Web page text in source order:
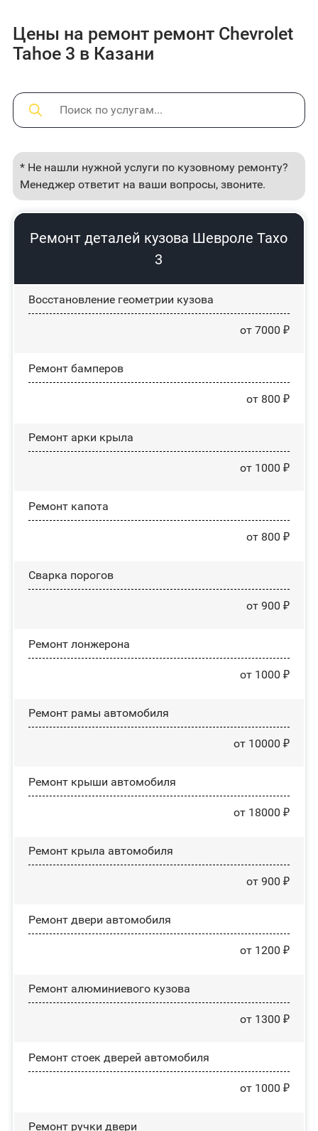
Цены на ремонт ремонт Chevrolet
Tahoe 3 в Казани
* Не нашли нужной услуги по кузовному ремонту?
Менеджер ответит на ваши вопросы, звоните.
Ремонт деталей кузова Шевроле Тахо
3
Восстановление геометрии кузова
от 7000 ₽
Ремонт бамперов
от 800 ₽
Ремонт арки крыла
от 1000 ₽
Ремонт капота
от 800 ₽
Сварка порогов
от 900 ₽
Ремонт лонжерона
от 1000 ₽
Ремонт рамы автомобиля
от 10000 ₽
Ремонт крыши автомобиля
от 18000 ₽
Ремонт крыла автомобиля
от 900 ₽
Ремонт двери автомобиля
от 1200 ₽
Ремонт алюминиевого кузова
от 1300 ₽
Ремонт стоек дверей автомобиля
от 1000 ₽
Ремонт ручки двери